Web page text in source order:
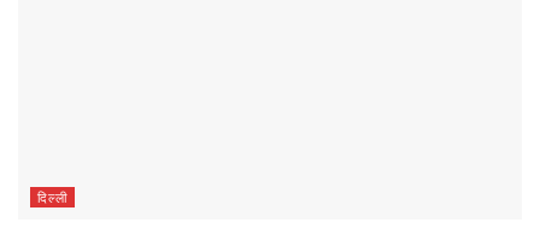
दिल्ली